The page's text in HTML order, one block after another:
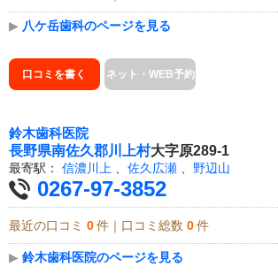
▶ 八ケ岳歯科のページを見る
口コミを書く ネット・WEB予約
鈴木歯科医院
長野県南佐久郡川上村大字原289-1
最寄駅： 信濃川上 、 佐久広瀬 、 野辺山
0267-97-3852
最近の口コミ 0 件｜口コミ総数 0 件
▶ 鈴木歯科医院のページを見る